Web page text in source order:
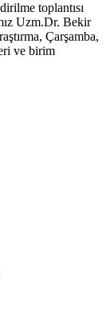
toplantısı
Uzm.Dr. Bekir
Çarşamba,
ve birim